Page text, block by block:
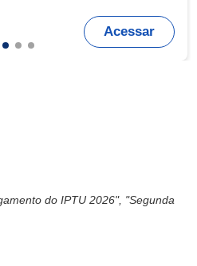
Acessar
do IPTU 2026", "Segunda